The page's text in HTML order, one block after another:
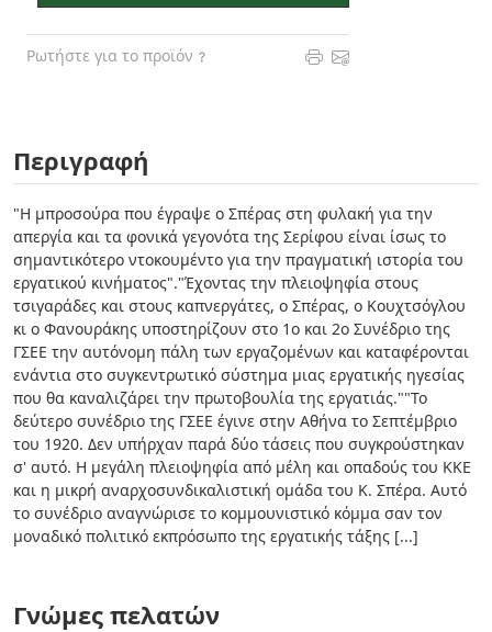
Ρωτήστε για το προϊόν
Περιγραφή
"Η μπροσούρα που έγραψε ο Σπέρας στη φυλακή για την
απεργία και τα φονικά γεγονότα της Σερίφου είναι ίσως το
σημαντικότερο ντοκουμέντο για την πραγματική ιστορία του
εργατικού κινήματος"."Έχοντας την πλειοψηφία στους
τσιγαράδες και στους καπνεργάτες, ο Σπέρας, ο Κουχτσόγλου
κι ο Φανουράκης υποστηρίζουν στο 1ο και 2ο Συνέδριο της
ΓΣΕΕ την αυτόνομη πάλη των εργαζομένων και καταφέρονται
ενάντια στο συγκεντρωτικό σύστημα μιας εργατικής ηγεσίας
που θα καναλιζάρει την πρωτοβουλία της εργατιάς.""Το
δεύτερο συνέδριο της ΓΣΕΕ έγινε στην Αθήνα το Σεπτέμβριο
του 1920. Δεν υπήρχαν παρά δύο τάσεις που συγκρούστηκαν
σ' αυτό. Η μεγάλη πλειοψηφία από μέλη και οπαδούς του ΚΚΕ
και η μικρή αναρχοσυνδικαλιστική ομάδα του Κ. Σπέρα. Αυτό
το συνέδριο αναγνώρισε το κομμουνιστικό κόμμα σαν τον
μοναδικό πολιτικό εκπρόσωπο της εργατικής τάξης [...]
Γνώμες πελατών